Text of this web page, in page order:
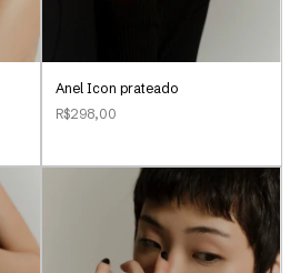
Anel Icon prateado
R$298,00